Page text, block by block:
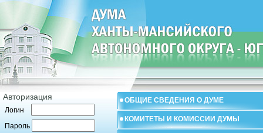
Авторизация
Логин
Пароль
ОБЩИЕ СВЕДЕНИЯ О ДУМЕ
КОМИТЕТЫ И КОМИССИИ ДУМЫ